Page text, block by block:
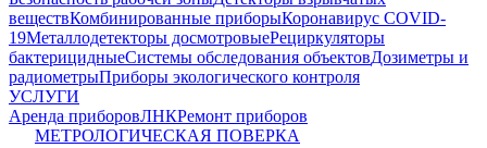
веществКомбинированные приборыКоронавирус COVID-
19Металлодетекторы досмотровыеРециркуляторы
бактерицидныеСистемы обследования объектовДозиметры и
радиометрыПриборы экологического контроля
УСЛУГИ
Аренда приборовЛНКРемонт приборов
МЕТРОЛОГИЧЕСКАЯ ПОВЕРКА